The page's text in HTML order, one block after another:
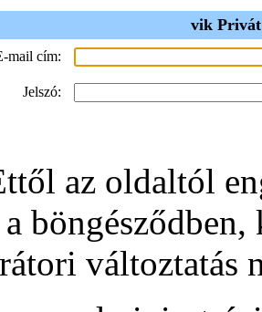
vik Privát
mail cím:
Jelszó:
az oldaltól
változtatás